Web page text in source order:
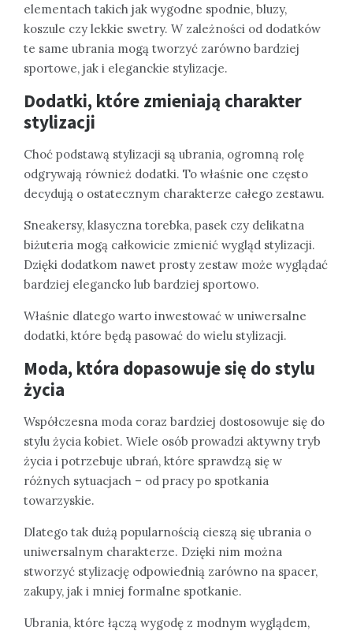
elementach takich jak wygodne spodnie, bluzy,
koszule czy lekkie swetry. W zależności od dodatków
te same ubrania mogą tworzyć zarówno bardziej
sportowe, jak i eleganckie stylizacje.
Dodatki, które zmieniają charakter
stylizacji
Choć podstawą stylizacji są ubrania, ogromną rolę
odgrywają również dodatki. To właśnie one często
decydują o ostatecznym charakterze całego zestawu.
Sneakersy, klasyczna torebka, pasek czy delikatna
biżuteria mogą całkowicie zmienić wygląd stylizacji.
Dzięki dodatkom nawet prosty zestaw może wyglądać
bardziej elegancko lub bardziej sportowo.
Właśnie dlatego warto inwestować w uniwersalne
dodatki, które będą pasować do wielu stylizacji.
Moda, która dopasowuje się do stylu
życia
Współczesna moda coraz bardziej dostosowuje się do
stylu życia kobiet. Wiele osób prowadzi aktywny tryb
życia i potrzebuje ubrań, które sprawdzą się w
różnych sytuacjach – od pracy po spotkania
towarzyskie.
Dlatego tak dużą popularnością cieszą się ubrania o
uniwersalnym charakterze. Dzięki nim można
stworzyć stylizację odpowiednią zarówno na spacer,
zakupy, jak i mniej formalne spotkanie.
Ubrania, które łączą wygodę z modnym wyglądem,